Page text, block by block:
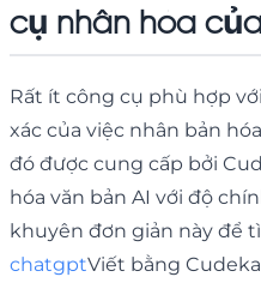
cụ nhân hóa
Rất ít công cụ phù hợp
xác của việc nhân bản
đó được cung cấp bởi
hóa văn bản AI với độ
khuyên đơn giản này để
chatgptViết bằng